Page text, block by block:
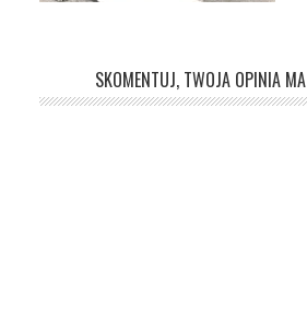
SKOMENTUJ, TWOJA OPINIA